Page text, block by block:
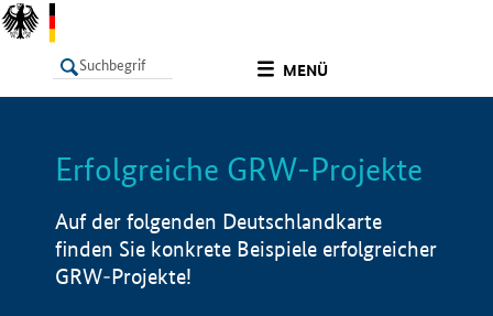
MENÜ
LISTE Info
Erfolgreiche GRW-Projekte
Auf der folgenden Deutschlandkarte
finden Sie konkrete Beispiele erfolgreicher
GRW-Projekte!